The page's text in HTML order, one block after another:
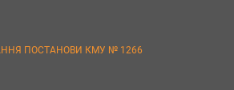
ПОСТАНОВИ КМУ № 1266